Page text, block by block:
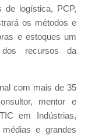
de logística, PCP,
os métodos e
e estoques um
dos recursos da
com mais de 35
mentor e
em Indústrias,
e grandes